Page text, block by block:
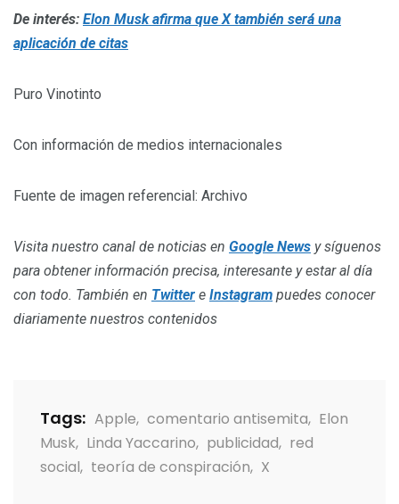
De interés: Elon Musk afirma que X también será una
aplicación de citas
Puro Vinotinto
Con información de medios internacionales
Fuente de imagen referencial: Archivo
Visita nuestro canal de noticias en Google News y síguenos
para obtener información precisa, interesante y estar al día
con todo. También en Twitter e Instagram puedes conocer
diariamente nuestros contenidos
Tags: Apple, comentario antisemita, Elon
Musk, Linda Yaccarino, publicidad, red
social, teoría de conspiración, X